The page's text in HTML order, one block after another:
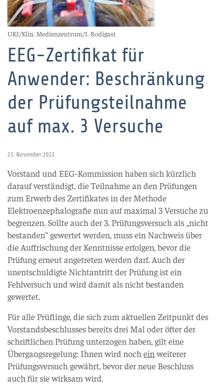
UKJ/Klin. Medienzentrum/I. Rodigast
EEG-Zertifikat für
Anwender: Beschränkung
der Prüfungsteilnahme
auf max. 3 Versuche
23. November 2021
Vorstand und EEG-Kommission haben sich kürzlich
darauf verständigt, die Teilnahme an den Prüfungen
zum Erwerb des Zertifikates in der Methode
Elektroenzephalografie nun auf maximal 3 Versuche zu
begrenzen. Sollte auch der 3. Prüfungsversuch als „nicht
bestanden“ gewertet werden, muss ein Nachweis über
die Auffrischung der Kenntnisse erfolgen, bevor die
Prüfung erneut angetreten werden darf. Auch der
unentschuldigte Nichtantritt der Prüfung ist ein
Fehlversuch und wird damit als nicht bestanden
gewertet.
Für alle Prüflinge, die sich zum aktuellen Zeitpunkt des
Vorstandsbeschlusses bereits drei Mal oder öfter der
schriftlichen Prüfung unterzogen haben, gilt eine
Übergangsregelung: Ihnen wird noch einweiterer
Prüfungsversuch gewährt, bevor der neue Beschluss
auch für sie wirksam wird.